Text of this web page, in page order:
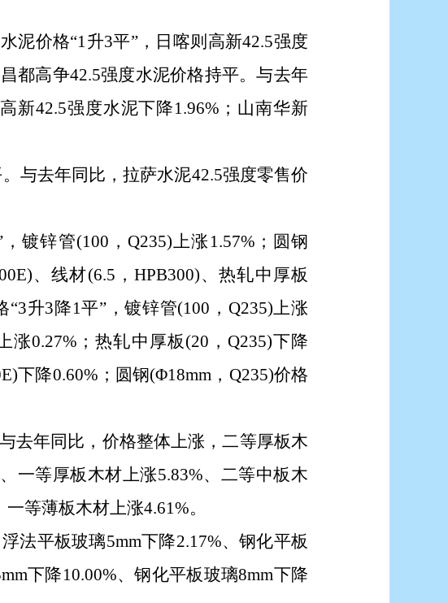
泥价格“1升3平”，日喀则高新42.5强度
都高争42.5强度水泥价格持平。与去年
新42.5强度水泥下降1.96%；山南华新
。 与去年同比，拉萨水泥42.5强度零售价
镀锌管(100，Q235)上涨1.57%；圆钢
、线材(6.5，HPB300)、热轧中厚板
“3升3降1平”，镀锌管(100，Q235)上涨
涨0.27%；热轧中厚板(20，Q235)下降
下降0.60%；圆钢(Φ18mm，Q235)价格
与去年同比，价格整体上涨，二等厚板木
一等厚板木材上涨5.83%、二等中板木
等薄板木材上涨4.61%。
法平板玻璃5mm下降2.17%、钢化平板
下降10.00%、钢化平板玻璃8mm下降